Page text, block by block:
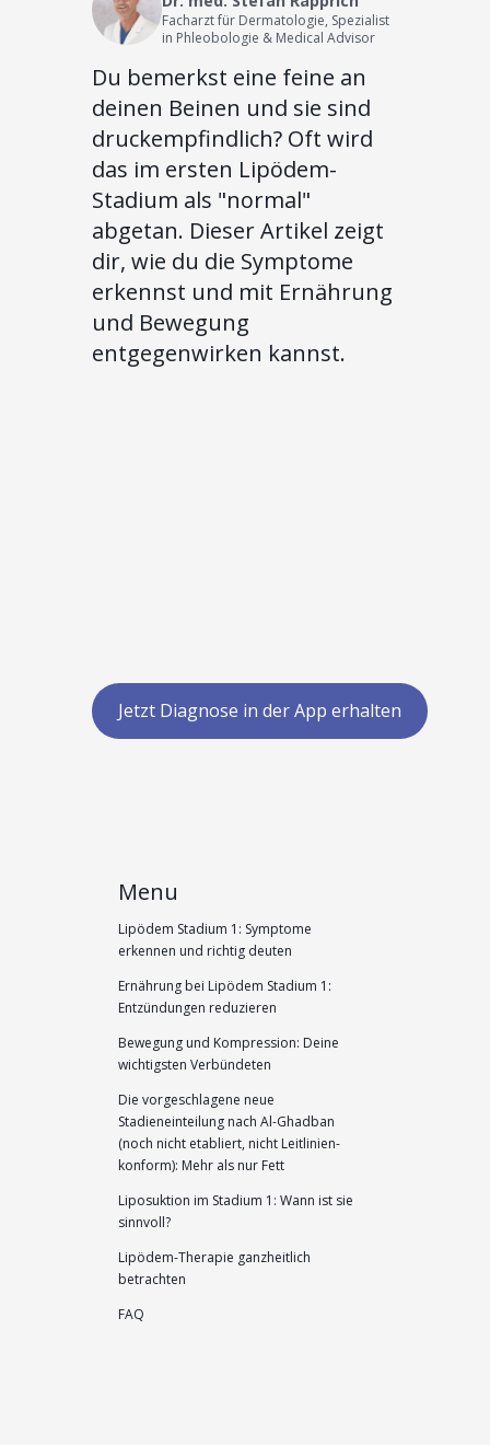
Facharzt für Dermatologie, Spezialist
in Phleobologie & Medical Advisor
Du bemerkst eine feine an
deinen Beinen und sie sind
druckempfindlich? Oft wird
das im ersten Lipödem-
Stadium als "normal"
abgetan. Dieser Artikel zeigt
dir, wie du die Symptome
erkennst und mit Ernährung
und Bewegung
entgegenwirken kannst.
Jetzt Diagnose in der App erhalten
Menu
Lipödem Stadium 1: Symptome
erkennen und richtig deuten
Ernährung bei Lipödem Stadium 1:
Entzündungen reduzieren
Bewegung und Kompression: Deine
wichtigsten Verbündeten
Die vorgeschlagene neue
Stadieneinteilung nach Al-Ghadban
(noch nicht etabliert, nicht Leitlinien-
konform): Mehr als nur Fett
Liposuktion im Stadium 1: Wann ist sie
sinnvoll?
Lipödem-Therapie ganzheitlich
betrachten
FAQ